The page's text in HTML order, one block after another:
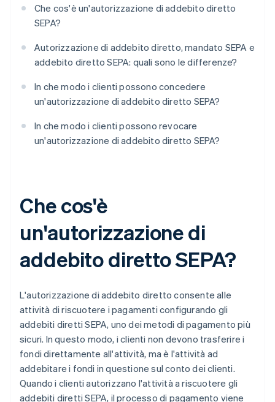
Che cos'è un'autorizzazione di addebito diretto
SEPA?
Autorizzazione di addebito diretto, mandato SEPA e
addebito diretto SEPA: quali sono le differenze?
In che modo i clienti possono concedere
un'autorizzazione di addebito diretto SEPA?
In che modo i clienti possono revocare
un'autorizzazione di addebito diretto SEPA?
Che cos'è
un'autorizzazione di
addebito diretto SEPA?
L'autorizzazione di addebito diretto consente alle
attività di riscuotere i pagamenti configurando gli
addebiti diretti SEPA, uno dei metodi di pagamento più
sicuri. In questo modo, i clienti non devono trasferire i
fondi direttamente all'attività, ma è l'attività ad
addebitare i fondi in questione sul conto dei clienti.
Quando i clienti autorizzano l'attività a riscuotere gli
addebiti diretti SEPA, il processo di pagamento viene